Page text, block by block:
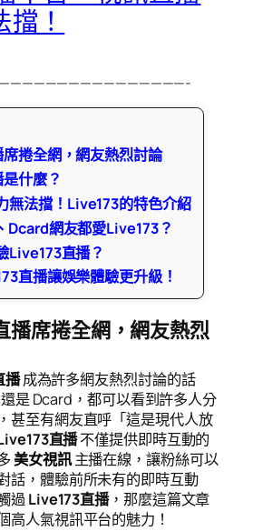
！
捲全網，網友熱烈討論
什麼？
無法擋！Live173的特色介紹
Dcard網友都愛Live173？
Live173直播？
直播讓娛樂體驗更升級！
播席捲全網，網友熱烈
播成為許多網友熱烈討論的話
是 Dcard，都可以看到許多人分
甚至有網友直呼「這是現代人放
直播不僅提供即時互動的
美女視訊主播在線，讓粉絲可以
話，體驗前所未有的即時互動
過Live173直播，那麼這篇文章
高人氣視訊平台的魅力！